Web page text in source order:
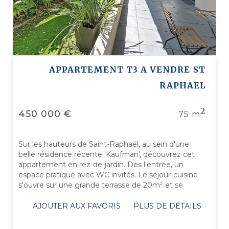
APPARTEMENT T3 A VENDRE ST
RAPHAEL
75 m2
450 000 €
Sur les hauteurs de Saint-Raphaël, au sein d'une
belle résidence récente 'Kaufman', découvrez cet
appartement en rez-de-jardin. Dès l'entrée, un
espace pratique avec WC invités. Le séjour-cuisine
s'ouvre sur une grande terrasse de 20m² et se
AJOUTER AUX FAVORIS
PLUS DE DÉTAILS